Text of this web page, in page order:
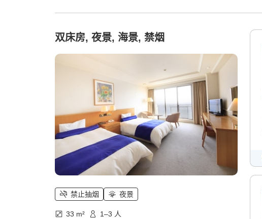
双床房, 夜景, 海景, 禁烟
禁止抽烟 夜景
33 m² 1–3 人